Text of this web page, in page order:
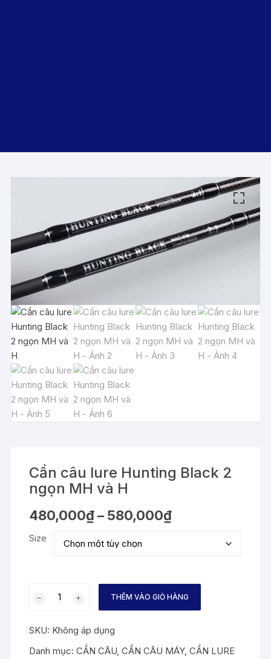
Cần câu lure Hunting Black 2
ngọn MH và H
480,000₫ – 580,000₫Khoảng
Size
Hunting
Black
THÊM VÀO GIỎ HÀNG
SKU: Không áp dụng
Danh mục:CẦN CÂU ,CẦN CÂU MÁY,CẦN LURE